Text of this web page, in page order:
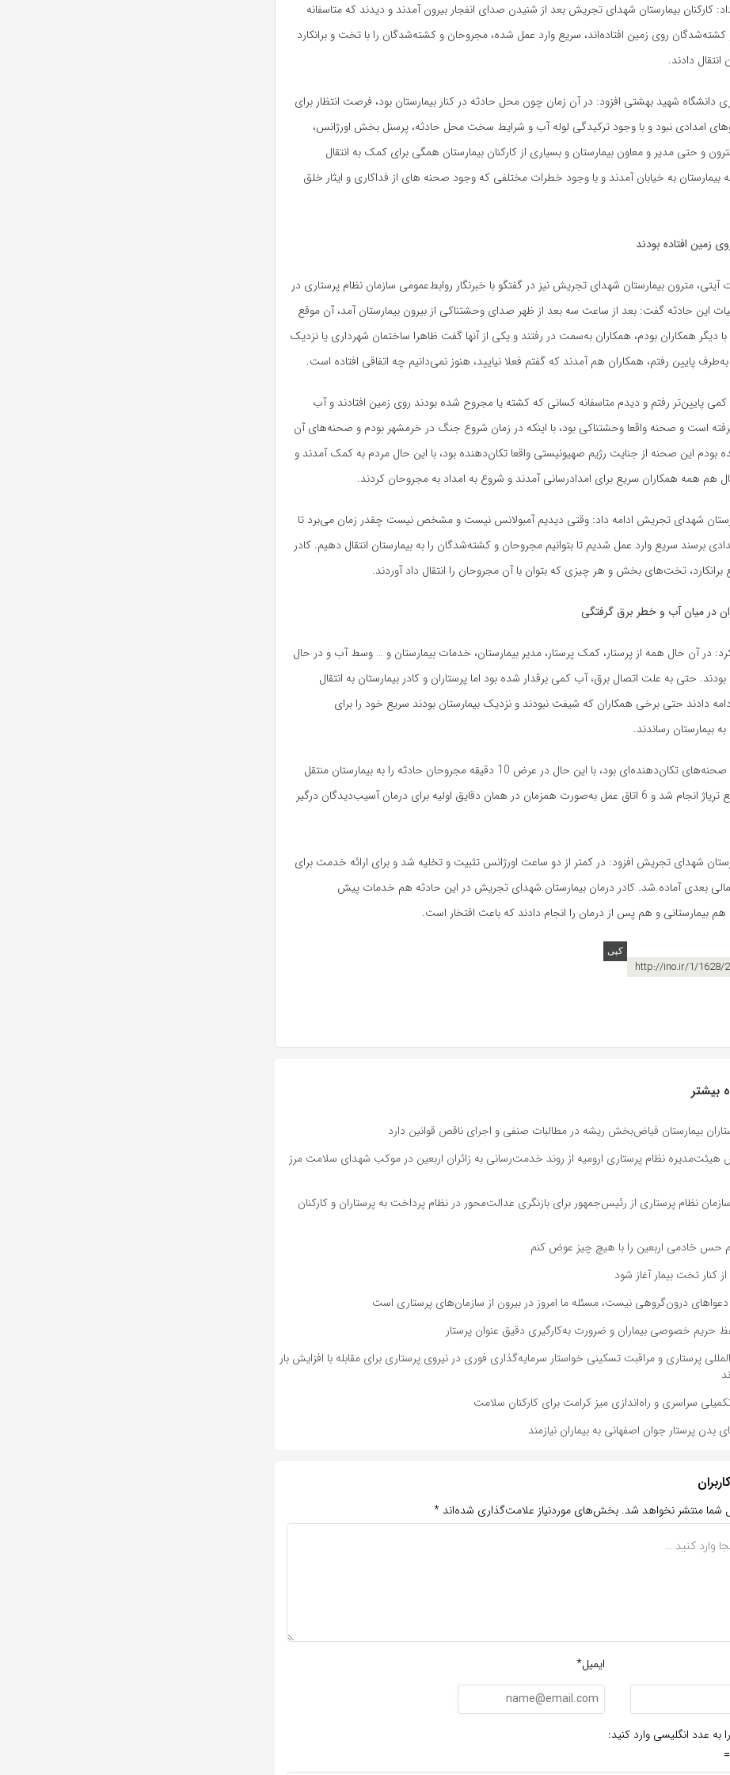
کارکنان بیمارستان شهدای تجریش بعد از شنیدن صدای انفجار بیرون آمدند و دیدند که متاسفانه
روی زمین افتاده‌اند،‌ سریع وارد عمل شده، مجروحان و کشته‌شدگان را با تخت و برانکارد
انتقال دادند.
دانشگاه شهید بهشتی افزود: در ‌آن زمان چون محل حادثه در کنار بیمارستان بود، فرصت انتظار برای
امدادی نبود و با وجود ترکیدگی لوله آب و شرایط سخت محل حادثه،‌ پرسنل بخش اورژانس،
و حتی مدیر و معاون بیمارستان و بسیاری از کارکنان بیمارستان همگی برای کمک به انتقال
بیمارستان به خیابان آمدند و با وجود خطرات مختلفی که وجود صحنه های از فداکاری و ایثار خلق
زمین افتاده بودند
آیتی، مترون بیمارستان شهدای تجریش نیز در گفتگو با خبرنگار روابط‌عمومی سازمان نظام پرستاری در
این حادثه گفت: بعد از ساعت سه بعد از ظهر صدای وحشتناکی از بیرون بیمارستان آمد، آن موقع
با دیگر همکاران بودم، همکاران به‌سمت در رفتند و یکی از آنها گفت ظاهرا ساختمان شهرداری یا نزدیک
به‌طرف پایین رفتم، همکاران هم آمدند که گفتم فعلا نیایید، هنوز نمی‌دانیم چه اتفاقی افتاده است.
کمی پایین‌تر رفتم و دیدم متاسفانه کسانی که کشته یا مجروح شده بودند روی زمین افتادند و آب
است و صحنه واقعا وحشتناکی بود، با اینکه در زمان شروع جنگ در خرمشهر بودم و صحنه‌های آن
بودم این صحنه از جنایت رژیم صهیونیستی واقعا تکان‌دهنده‌ بود، با این حال مردم به کمک آمدند و
هم همه همکاران سریع برای امدادرسانی آمدند و شروع به امداد به مجروحان کردند.
شهدای تجریش ادامه داد: وقتی دیدیم آمبولانس نیست و مشخص نیست چقدر زمان می‌برد تا
برسند سریع وارد عمل شدیم تا بتوانیم مجروحان و کشته‌شدگان را به بیمارستان انتقال دهیم. کادر
برانکارد، تخت‌های بخش و هر چیزی که بتوان با آن مجروحان را انتقال داد آوردند.
در میان آب و خطر برق گرفتگی
در آن حال همه از پرستار، کمک پرستار، مدیر بیمارستان، خدمات بیمارستان و … وسط آب و در حال
بودند. حتی به علت اتصال برق، آب کمی برقدار شده بود اما پرستاران و کادر بیمارستان به انتقال
دادند حتی برخی همکاران که شیفت نبودند و نزدیک بیمارستان بودند سریع خود را برای
بیمارستان رساندند.
آیتی گفت: صحنه‌های تکان‌دهنده‌ای بود، با این حال در عرض 10 دقیقه مجروحان حادثه را به بیمارستان منتقل
کردیم. سریع تریاژ انجام شد و 6 اتاق عمل به‌صورت همزمان در همان دقایق اولیه برای درمان آسیب‌دیدگان درگیر
شهدای تجریش افزود:‌ در کمتر از دو ساعت اورژانس تثبیت و تخلیه شد و برای ارائه خدمت برای
بعدی آماده شد. کادر درمان بیمارستان شهدای تجریش در این حادثه هم خدمات پیش
هم بیمارستانی و هم پس از درمان را انجام دادند که باعث افتخار است.
http://ino.ir/1/1628/
بیشتر
بیمارستان فیاض‌بخش ریشه در مطالبات صنفی و اجرای ناقص قوانین دارد
هیئت‌مدیره نظام پرستاری ارومیه از روند خدمت‌رسانی به زائران اربعین در موکب شهدای سلامت مرز
نظام پرستاری از رئیس‌جمهور برای بازنگری عدالت‌محور در نظام پرداخت به پرستاران و کارکنان
حس خادمی اربعین را با هیچ چیز عوض کنم
کنار تخت بیمار آغاز شود
دعواهای درون‌گروهی نیست، مسئله ما امروز در بیرون از سازمان‌های پرستاری است
حریم خصوصی بیماران و ضرورت به‌کارگیری دقیق عنوان پرستار
پرستاری و مراقبت تسکینی خواستار سرمایه‌گذاری فوری در نیروی پرستاری برای مقابله با افزایش بار
سراسری و راه‌اندازی میز کرامت برای کارکنان سلامت
بدن پرستار جوان اصفهانی به بیماران نیازمند
شما منتشر نخواهد شد. بخش‌های موردنیاز علامت‌گذاری شده‌اند *
ایمیل*
به عدد انگلیسی وارد کنید: